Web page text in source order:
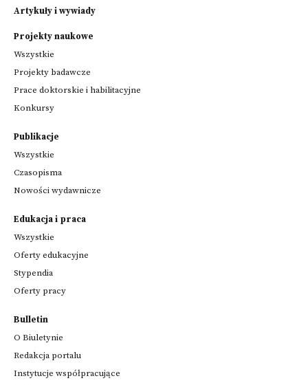
Artykuły i wywiady
Projekty naukowe
Wszystkie
Projekty badawcze
Prace doktorskie i habilitacyjne
Konkursy
Publikacje
Wszystkie
Czasopisma
Nowości wydawnicze
Edukacja i praca
Wszystkie
Oferty edukacyjne
Stypendia
Oferty pracy
Bulletin
O Biuletynie
Redakcja portalu
Instytucje współpracujące